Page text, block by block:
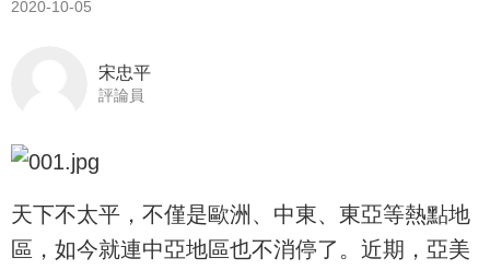
2020-10-05
宋忠平
評論員
天下不太平，不僅是歐洲、中東、東亞等熱點地
區，如今就連中亞地區也不消停了。近期，亞美